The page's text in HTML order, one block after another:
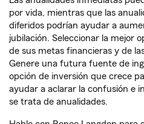
por vida, mientras que las
diferidos podrían ayudar a
jubilación. Seleccionar la mejor
de sus metas financieras y de
Genere una futura fuente de
opción de inversión que crece
ayudar a aclarar la confusión e
se trata de anualidades.